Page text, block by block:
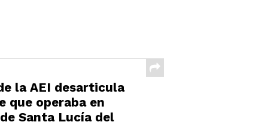
la AEI desarticula
que operaba en
Santa Lucía del